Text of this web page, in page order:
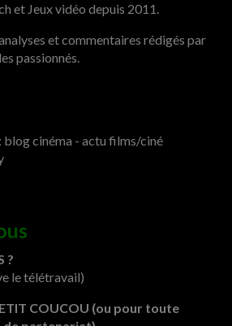
et Jeux vidéo depuis 2011.
et commentaires rédigés par
passionnés.
blog cinéma - actu films/ciné
?
le télétravail)
COUCOU (ou pour toute